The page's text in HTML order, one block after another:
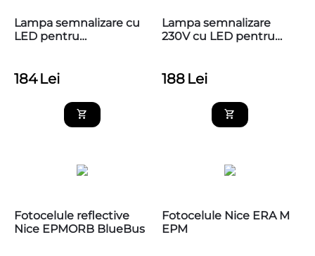
Lampa semnalizare cu
LED pentru
184 Lei
Lampa semnalizare
230V cu LED pentru
188 Lei
Fotocelule reflective
Nice EPMORB BlueBus
Fotocelule Nice ERA M
EPM